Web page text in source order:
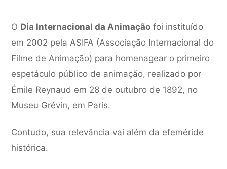
O Dia Internacional da Animação foi instituído
em 2002 pela ASIFA (Associação Internacional do
Filme de Animação) para homenagear o primeiro
espetáculo público de animação, realizado por
Émile Reynaud em 28 de outubro de 1892, no
Museu Grévin, em Paris.
Contudo, sua relevância vai além da efeméride
histórica.